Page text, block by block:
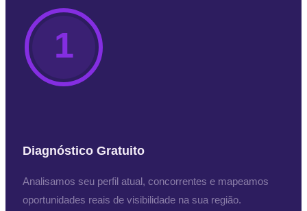
1
Diagnóstico Gratuito
Analisamos seu perfil atual, concorrentes e mapeamos
oportunidades reais de visibilidade na sua região.